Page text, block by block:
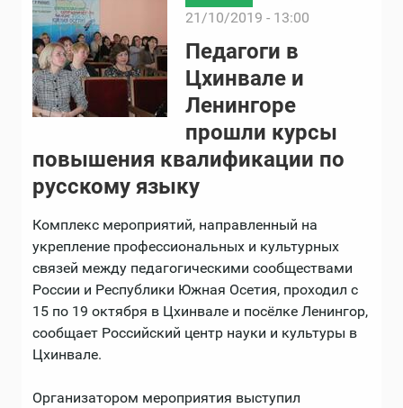
21/10/2019 - 13:00
Педагоги в
Цхинвале и
Ленингоре
прошли курсы
повышения квалификации по
русскому языку
Комплекс мероприятий, направленный на
укрепление профессиональных и культурных
связей между педагогическими сообществами
России и Республики Южная Осетия, проходил с
15 по 19 октября в Цхинвале и посёлке Ленингор,
сообщает Российский центр науки и культуры в
Цхинвале.
Организатором мероприятия выступил